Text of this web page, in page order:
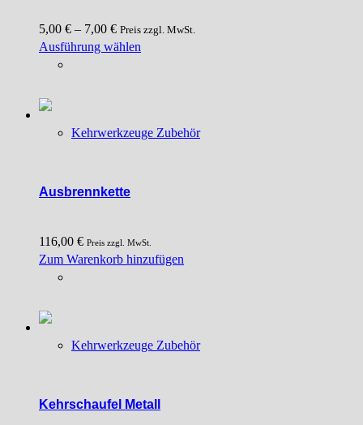
5,00 € – 7,00 € Preis zzgl. MwSt.
Ausführung wählen
auf.
Produktseite
gewählt
Kehrwerkzeuge Zubehör
Ausbrennkette
116,00 € Preis zzgl. MwSt.
Zum Warenkorb hinzufügen
Kehrwerkzeuge Zubehör
Kehrschaufel Metall